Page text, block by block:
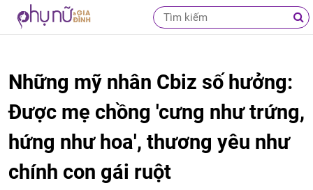
Những mỹ nhân Cbiz số hưởng:
Được mẹ chồng 'cưng như trứng,
hứng như hoa', thương yêu như
chính con gái ruột